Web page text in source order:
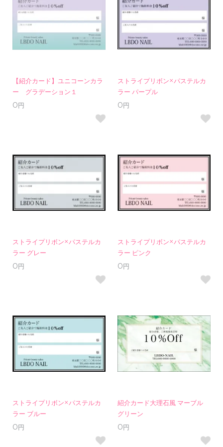
【紹介カード】ユニコーンカラ
ー グラデーション１
0円
ストライプリボン×パステルカ
ラー パープル
0円
ストライプリボン×パステルカ
ラー グレー
0円
ストライプリボン×パステルカ
ラー ピンク
0円
ストライプリボン×パステルカ
ラー ブルー
0円
紹介カード大理石風 マーブル
グリーン
0円